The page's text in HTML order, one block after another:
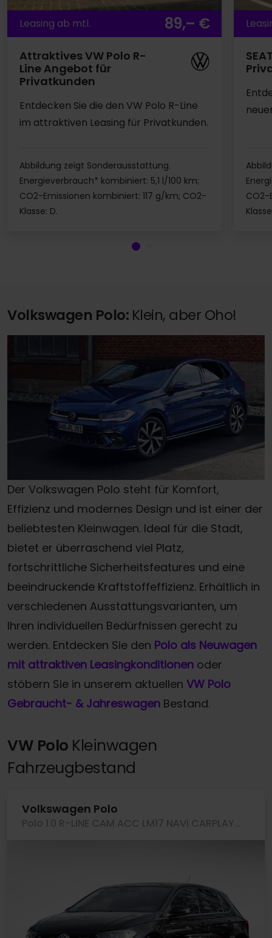
Leasing ab mtl. 89,– €
Attraktives VW Polo R-
Line Angebot für
Privatkunden
Entdecken Sie die den VW Polo R-Line
im attraktiven Leasing für Privatkunden.
Abbildung zeigt Sonderausstattung.
Energieverbrauch* kombiniert: 5,1 l/100 km;
CO2-Emissionen kombiniert: 117 g/km; CO2-
Klasse: D.
CO2-
Volkswagen Polo: Klein, aber Oho!
Der Volkswagen Polo steht für Komfort,
Effizienz und modernes Design und ist einer der
beliebtesten Kleinwagen. Ideal für die Stadt,
bietet er überraschend viel Platz,
fortschrittliche Sicherheitsfeatures und eine
beeindruckende Kraftstoffeffizienz. Erhältlich in
verschiedenen Ausstattungsvarianten, um
Ihren individuellen Bedürfnissen gerecht zu
werden. Entdecken Sie den Polo als Neuwagen
mit attraktiven Leasingkonditionen oder
stöbern Sie in unserem aktuellen VW Polo
Gebraucht- & Jahreswagen Bestand.
VW Polo Kleinwagen
Fahrzeugbestand
Volkswagen Polo
Polo 1.0 R-LINE CAM ACC LM17 NAVI CARPLAY SITZHZ